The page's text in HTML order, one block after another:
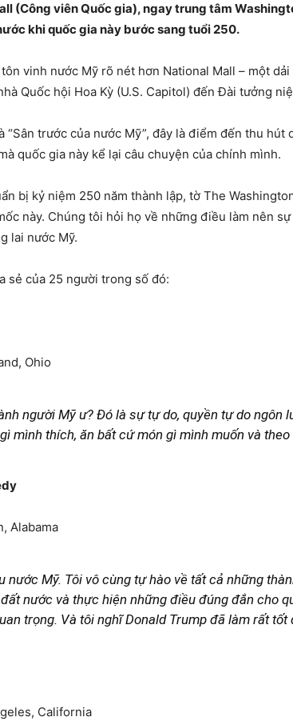
(Công viên Quốc gia), ngay trung tâm
khi quốc gia này bước sang tuổi 250.
vinh nước Mỹ rõ nét hơn National Mall – một
Quốc hội Hoa Kỳ (U.S. Capitol) đến Đài tưởng
“Sân trước của nước Mỹ”, đây là điểm đến thu
quốc gia này kể lại câu chuyện của chính mình.
bị kỷ niệm 250 năm thành lập, tờ The
này. Chúng tôi hỏi họ về những điều làm nên
lai nước Mỹ.
sẻ của 25 người trong số đó:
Ohio
người Mỹ ư? Đó là sự tự do, quyền tự do
mình thích, ăn bất cứ món gì mình muốn và
Alabama
nước Mỹ. Tôi vô cùng tự hào về tất cả những
nước và thực hiện những điều đúng đắn cho
trọng. Và tôi nghĩ Donald Trump đã làm rất tốt
California